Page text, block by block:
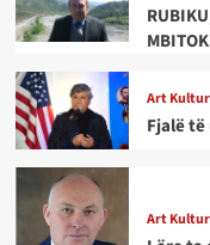
Art
Fjalë
Art